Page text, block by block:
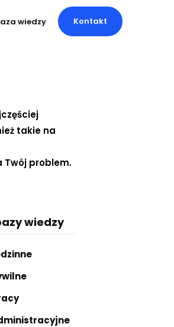
wiedzy Kontakt
takie na
Twój problem.
wiedzy